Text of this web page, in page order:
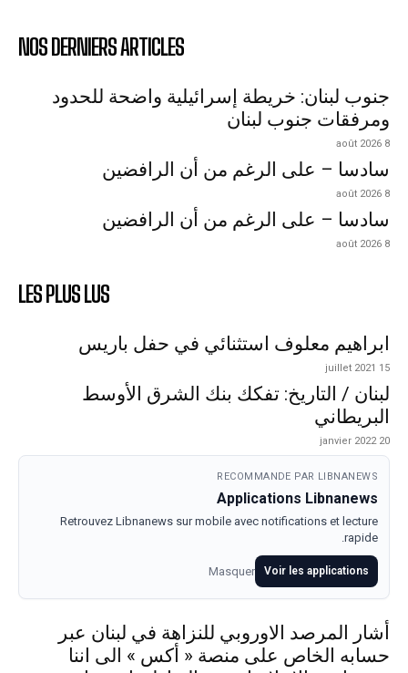
NOS DERNIERS ARTICLES
جنوب لبنان: خريطة إسرائيلية واضحة للحدود
ومرفقات جنوب لبنان
8 août 2026
سادسا – على الرغم من أن الرافضين
8 août 2026
سادسا – على الرغم من أن الرافضين
8 août 2026
LES PLUS LUS
ابراهيم معلوف استثنائي في حفل باريس
15 juillet 2021
لبنان / التاريخ: تفكك بنك الشرق الأوسط
البريطاني
20 janvier 2022
RECOMMANDE PAR LIBNANEWS
Applications Libnanews
Retrouvez Libnanews sur mobile avec notifications et lecture
rapide.
Voir les applications
Masquer
أشار المرصد الاوروبي للنزاهة في لبنان عبر
حسابه الخاص على منصة « أكس » الى اننا